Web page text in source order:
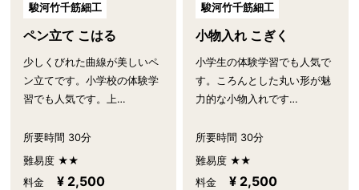
駿河竹千筋細工
ペン立て こはる
少しくびれた曲線が美しいペ
ン立てです。小学校の体験学
習でも人気です。上…
所要時間 30分
難易度 ★★
料金
¥ 2,500
駿河竹千筋細工
小物入れ こぎく
小学生の体験学習でも人気で
す。ころんとした丸い形が魅
力的な小物入れです…
所要時間 30分
難易度 ★★
料金
¥ 2,500